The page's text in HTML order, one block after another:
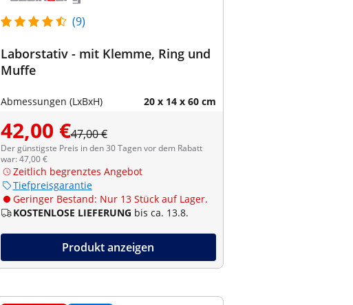
(9)
Laborstativ - mit Klemme, Ring und
Muffe
Abmessungen (LxBxH) 20 x 14 x 60 cm
42,00 €47,00 €
Der günstigste Preis in den 30 Tagen vor dem Rabatt
war: 47,00 €
Zeitlich begrenztes Angebot
Tiefpreisgarantie
Geringer Bestand: Nur 13 Stück auf Lager.
KOSTENLOSE LIEFERUNG bis ca. 13.8.
Produkt anzeigen